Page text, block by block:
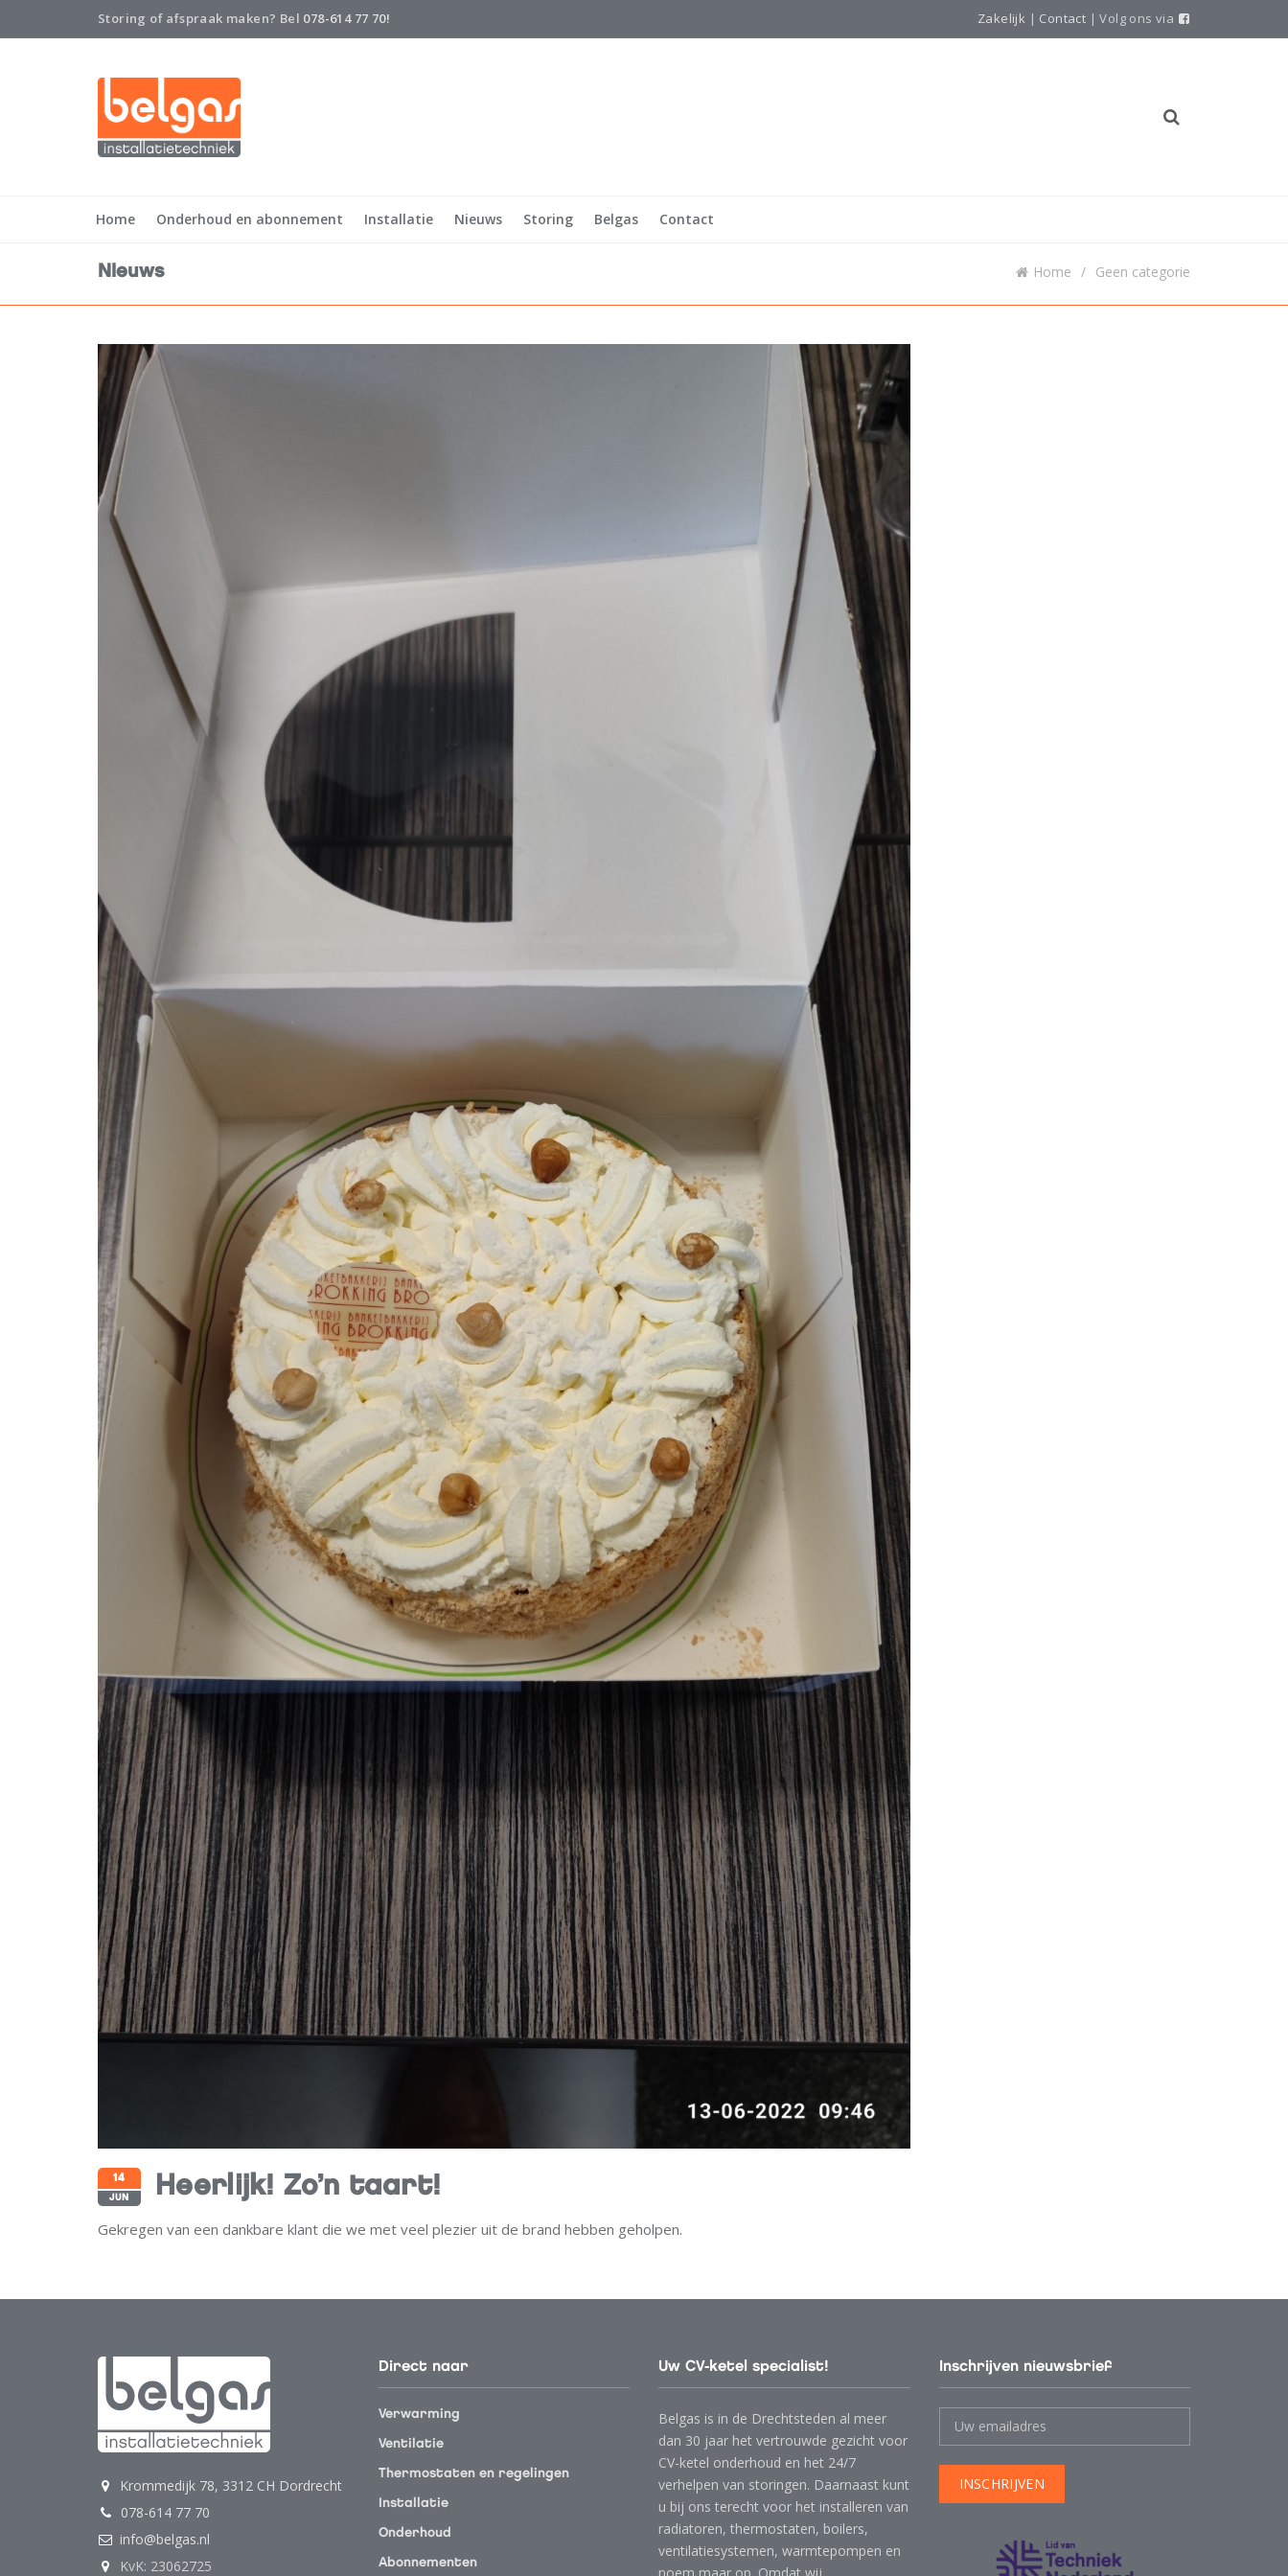
Storing of afspraak maken? Bel 078-614 77 70! Zakelijk | Contact | Volg ons via
Home Onderhoud en abonnement Installatie Nieuws Storing Belgas Contact
Nieuws Home Geen categorie
14
JUN Heerlijk! Zo’n taart!
Gekregen van een dankbare klant die we met veel plezier uit de brand hebben geholpen.
Krommedijk 78, 3312 CH Dordrecht
078-614 77 70
info@belgas.nl
KvK: 23062725
Direct naar
Verwarming
Ventilatie
Thermostaten en regelingen
Installatie
Onderhoud
Abonnementen
Uw CV-ketel specialist!
Belgas is in de Drechtsteden al meer
dan 30 jaar het vertrouwde gezicht voor
CV-ketel onderhoud en het 24/7
verhelpen van storingen. Daarnaast kunt
u bij ons terecht voor het installeren van
radiatoren, thermostaten, boilers,
ventilatiesystemen, warmtepompen en
Inschrijven nieuwsbrief